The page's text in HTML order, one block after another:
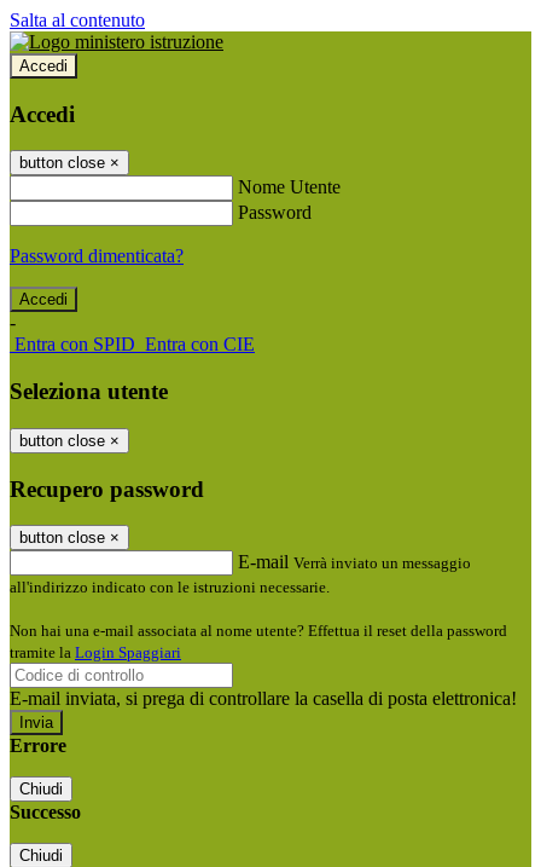
Salta al contenuto
Accedi
Accedi
button close ×
Nome Utente
Password
Password dimenticata?
-
Entra con SPID Entra con CIE
Seleziona utente
button close ×
Recupero password
button close ×
E-mail Verrà inviato un messaggio
all'indirizzo indicato con le istruzioni necessarie.
Non hai una e-mail associata al nome utente? Effettua il reset della password
tramite la Login Spaggiari
E-mail inviata, si prega di controllare la casella di posta elettronica!
Errore
Chiudi
Successo
Chiudi